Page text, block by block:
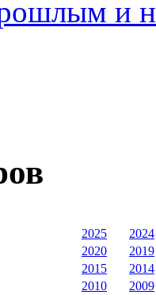
и
2025
2024
2020
2019
2015
2014
2010
2009